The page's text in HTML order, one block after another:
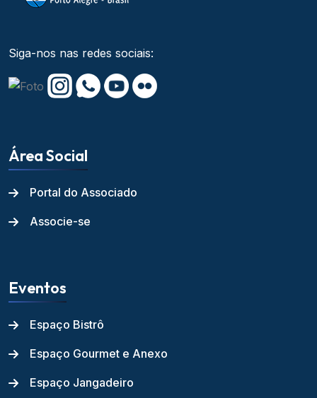
Siga-nos nas redes sociais:
Área Social
Portal do Associado
Associe-se
Eventos
Espaço Bistrô
Espaço Gourmet e Anexo
Espaço Jangadeiro